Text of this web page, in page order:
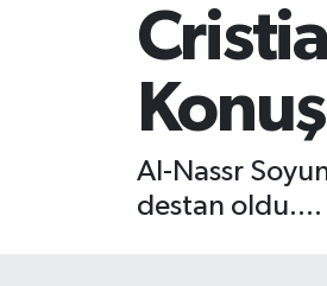
Al-Nassr
destan oldu....
EKONOMİ